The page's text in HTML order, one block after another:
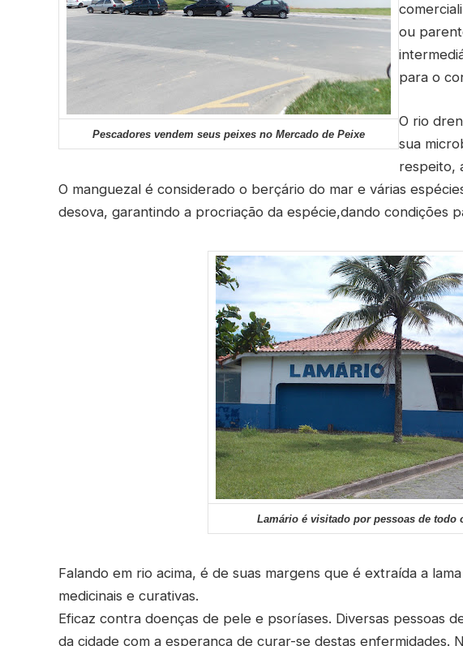
Pescadores vendem seus peixes no Mercado de Peixe
ou
para o
O rio
sua
respeito,
O manguezal é considerado o berçário do mar e várias
desova, garantindo a procriação da espécie,dando condições
Lamário é visitado por pessoas de todo
Falando em rio acima, é de suas margens que é extraída a
medicinais e curativas.
Eficaz contra doenças de pele e psoríases. Diversas pessoas
da cidade com a esperança de curar-se destas enfermidades.